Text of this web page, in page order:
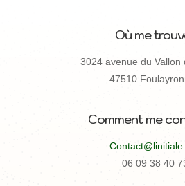
Où me
3024 avenue du Vallon
47510
Comment me
06 09 38 40